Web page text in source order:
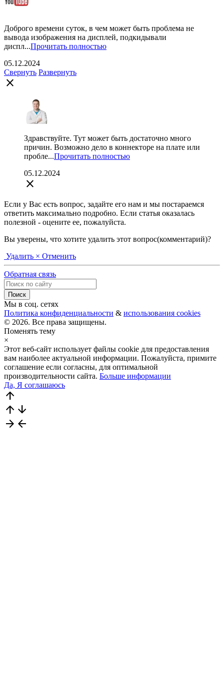
Доброго времени суток, в чем может быть проблема не
вывода изображения на дисплей, подкидывали
диспл...Прочитать полностью
05.12.2024
Свернуть Развернуть
close
Здравствуйте. Тут может быть достаточно много
причин. Возможно дело в коннекторе на плате или
пробле...Прочитать полностью
05.12.2024
close
Если у Вас есть вопрос, задайте его нам и мы постараемся
ответить максимально подробно. Если статья оказалась
полезной - оцените ее, пожалуйста.
Вы уверены, что хотите удалить этот вопрос(комментарий)?
Удалить × Отменить
Обратная связь
Мы в соц. сетях
Политика конфиденциальности & использования cookies
© 2026. Все права защищены.
Поменять тему
×
Этот веб-сайт использует файлы cookie для предоставления
вам наиболее актуальной информации. Пожалуйста, примите
соглашение если согласны, для оптимальной
производительности сайта. Больше информации
Да, Я соглашаюсь
arrow_upward
arrow_upward arrow_downward
arrow_forward arrow_back